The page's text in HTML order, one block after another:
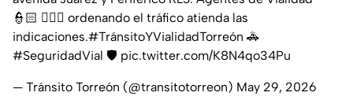
👮🏻 👮🏻‍♀️ ordenando el tráfico atienda las
indicaciones.#TránsitoYVialidadTorreón 🚓
#SeguridadVial 🛡️ pic.twitter.com/K8N4qo34Pu
— Tránsito Torreón (@transitotorreon) May 29, 2026